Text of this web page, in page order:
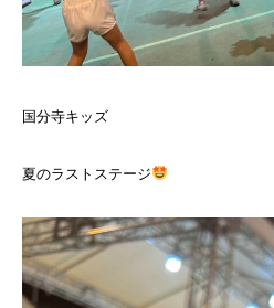
国分寺キッズ
夏のラストステージ